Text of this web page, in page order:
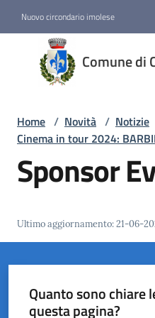
Nuovo circondario imolese
Comune di
Comune
di
Castel
Amministrazione
Menu selezionato
Servizi
Vivere
Home / Novità / Notizie
Cinema in tour 2024:
Sponsor
Ultimo aggiornamento:21-06-
Quanto sono chiare
questa pagina?